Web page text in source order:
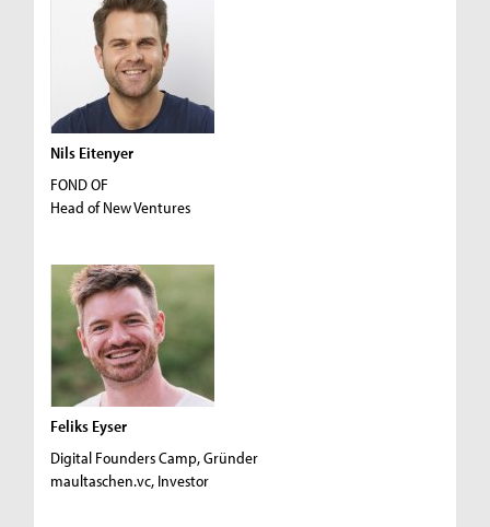
Nils Eitenyer
FOND OF
Head of New Ventures
Feliks Eyser
Digital Founders Camp, Gründer
maultaschen.vc, Investor